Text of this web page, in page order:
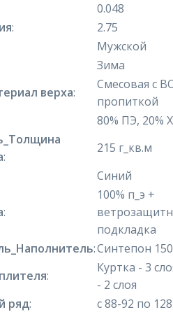
0.048
:
2.75
Мужской
Зима
верха:
Смесовая с
пропиткой
80% ПЭ, 20%
:
215 г_кв.м
Синий
:
100% п_э +
подкладка
:Синтепон
:
Куртка - 3
- 2 слоя
ряд: с 88-92 по